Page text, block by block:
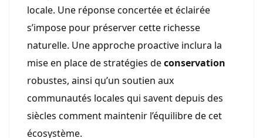
locale. Une réponse concertée et éclairée
s’impose pour préserver cette richesse
naturelle. Une approche proactive inclura la
mise en place de stratégies deconservation
robustes, ainsi qu’un soutien aux
communautés locales qui savent depuis des
siècles comment maintenir l’équilibre de cet
écosystème.